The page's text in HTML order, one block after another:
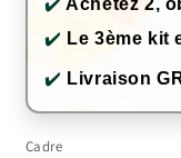
✔️ Achetez 2,
✔️ Le 3ème kit
✔️ Livraison
Cadre